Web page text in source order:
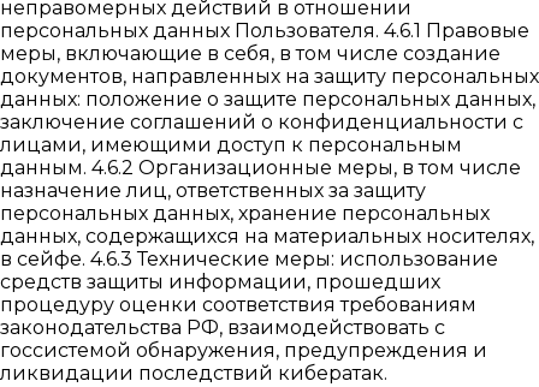
неправомерных действий в отношении
персональных данных Пользователя. 4.6.1 Правовые
меры, включающие в себя, в том числе создание
документов, направленных на защиту персональных
данных: положение о защите персональных данных,
заключение соглашений о конфиденциальности с
лицами, имеющими доступ к персональным
данным. 4.6.2 Организационные меры, в том числе
назначение лиц, ответственных за защиту
персональных данных, хранение персональных
данных, содержащихся на материальных носителях,
в сейфе. 4.6.3 Технические меры: использование
средств защиты информации, прошедших
процедуру оценки соответствия требованиям
законодательства РФ, взаимодействовать с
госсистемой обнаружения, предупреждения и
ликвидации последствий кибератак.